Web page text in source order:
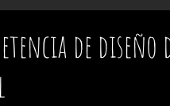
de diseño